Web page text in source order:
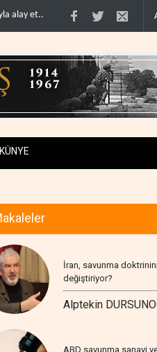
Gazze'nin yeniden inşası
KÜNYE
İran, savunma
değiştiriyor?
Alptekin
ABD savunma sanayi